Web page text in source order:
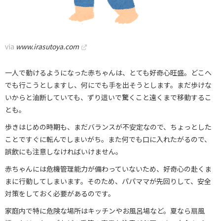
via www.irasutoya.com
一人で動けるようになった赤ちゃんは、とても好奇心旺盛。どこへ
でも行こうとしますし、何にでも手を出そうとします。まだ歩けな
いからと油断していても、ずり這いで驚くこと遠くまで移動するこ
とも。
歩きはじめの時期も、まだバランスが不安定なので、ちょっとした
ことですぐに転んでしまいがち。また何でも口に入れたがるので、
誤飲にも注意しなければいけません。
赤ちゃんには危機管理能力が備わっていないため、好奇心の赴くま
まに行動してしまいます。そのため、パパママが先回りして、安全
対策をしておく必要があるのです。
家庭内で特に危険な場所はキッチンやお風呂場など。夏なら扇風